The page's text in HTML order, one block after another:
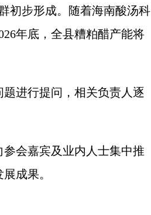
初步形成。随着海南酸汤科
年底，全县糟粕醋产能将
进行提问，相关负责人逐
会嘉宾及业内人士集中推
成果。